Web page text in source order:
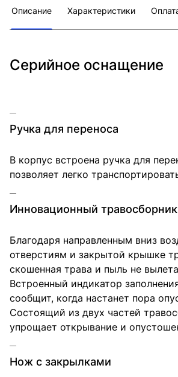
Описание Характеристики
Серийное оснащение
Ручка для переноса
В корпус встроена ручка для
позволяет легко
Инновационный травосборник
Благодаря направленным вниз
отверстиям и закрытой крышке
скошенная трава и пыль не
Встроенный индикатор
сообщит, когда настанет пора
Состоящий из двух частей
упрощает открывание и
Нож с закрылками